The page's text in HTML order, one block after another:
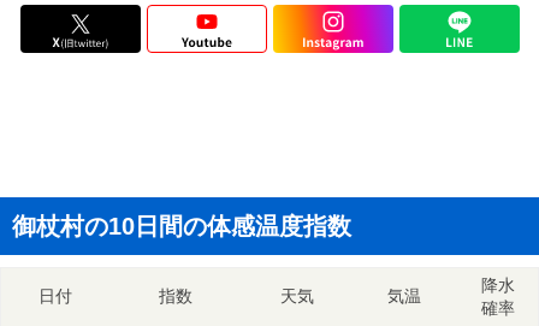
御杖村の10日間の体感温度指数
日付 指数 天気 気温
降水
確率